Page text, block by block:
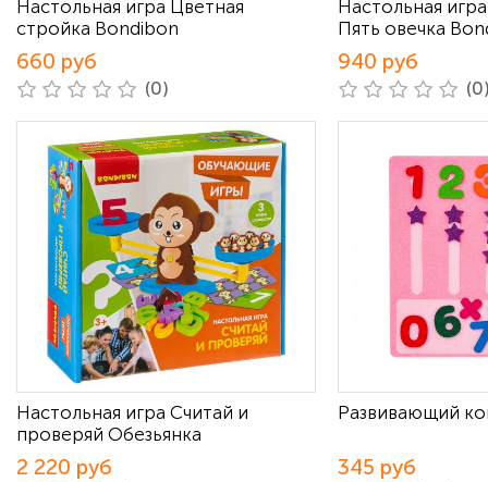
Настольная игра Цветная
стройка Bondibon
660 руб
(0)
Настольная
Пять овечка
940 руб
Настольная игра Считай и
проверяй Обезьянка
2 220 руб
Развивающий
345 руб